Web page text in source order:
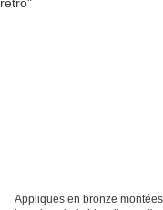
Appliques en bronze